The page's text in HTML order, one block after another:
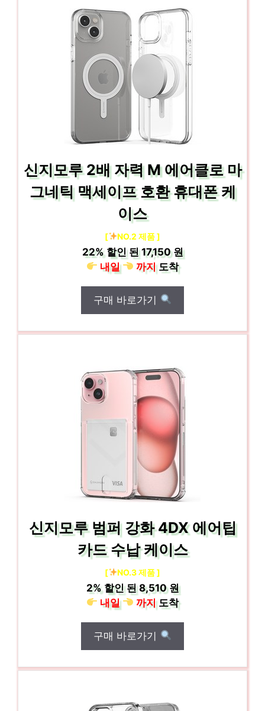
신지모루 2배 자력 M 에어클로 마
그네틱 맥세이프 호환 휴대폰 케
이스
[ NO.2 제품 ]
22%할인 된17,150 원
내일
까지도착
구매 바로가기
신지모루 범퍼 강화 4DX 에어팁
카드 수납 케이스
[ NO.3 제품 ]
2%할인 된8,510 원
내일
까지도착
구매 바로가기